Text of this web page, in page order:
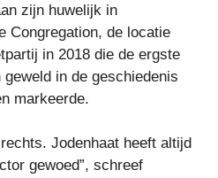
zijn huwelijk in
Congregation, de locatie
in 2018 die de ergste
in de geschiedenis
markeerde.
Jodenhaat heeft altijd
gewoed”, schreef